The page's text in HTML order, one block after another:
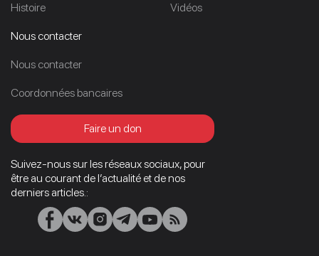
Histoire Vidéos
Nous contacter
Nous contacter
Coordonnées bancaires
Faire un don
Suivez-nous sur les réseaux sociaux, pour
être au courant de l’actualité et de nos
derniers articles.: